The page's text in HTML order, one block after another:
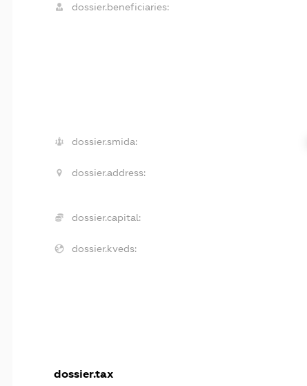
dossier.beneficiaries:
dossier.smida:
dossier.address:
dossier.capital:
dossier.kveds:
dossier.tax